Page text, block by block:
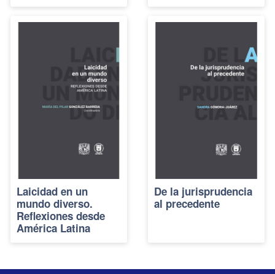
Laicidad en un
mundo diverso.
Reflexiones desde
América Latina
De la jurisprudencia
al precedente